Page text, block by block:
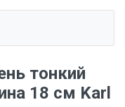
тонкий
18 см Karl